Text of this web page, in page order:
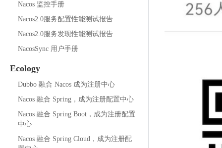
Nacos 监控手册
Nacos2.0服务配置性能测试报告
Nacos2.0服务发现性能测试报告
NacosSync 用户手册
Ecology
Dubbo 融合 Nacos 成为注册中心
Nacos 融合 Spring，成为注册配置中心
Nacos 融合 Spring Boot，成为注册配置
中心
Nacos 融合 Spring Cloud，成为注册配